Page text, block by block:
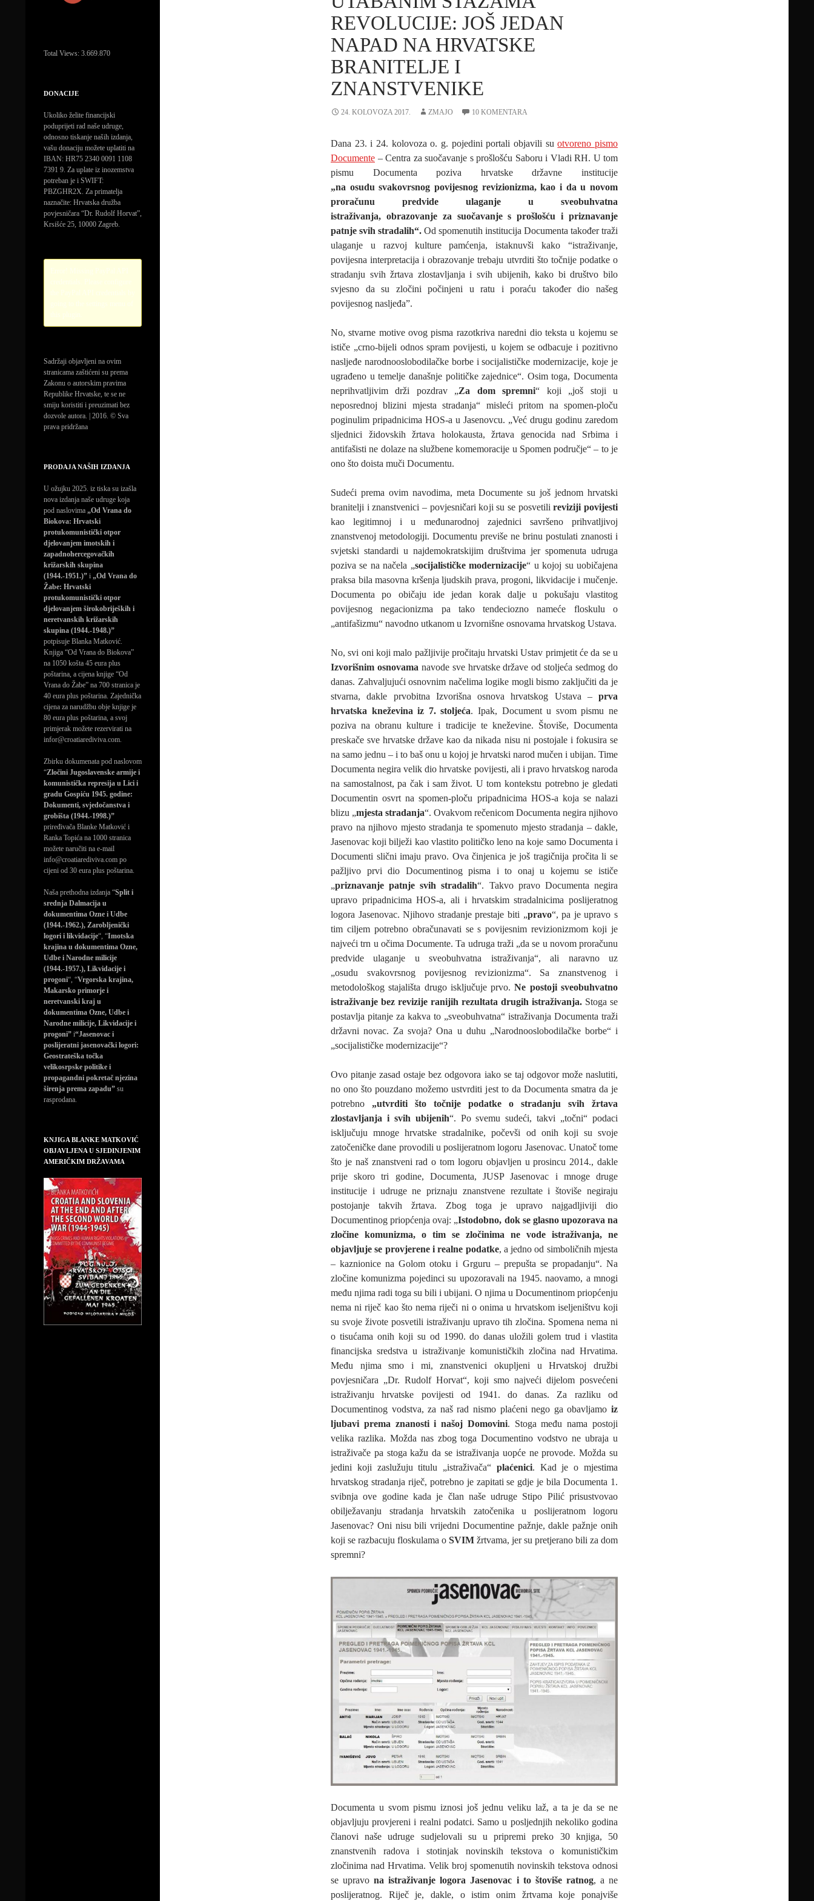
REVOLUCIJE: JOŠ JEDAN
NAPAD NA HRVATSKE
BRANITELJE I
ZNANSTVENIKE
24. KOLOVOZA 2017. ZMAJO 10 KOMENTARA
Dana 23. i 24. kolovoza o. g. pojedini portali objavili suotvoreno pismo
Documente – Centra za suočavanje s prošlošću Saboru i Vladi RH. U tom
pismu Documenta poziva hrvatske državne institucije
„na osudu svakovrsnog povijesnog revizionizma, kao i da u novom
proračunu predvide ulaganje u sveobuhvatna
istraživanja, obrazovanje za suočavanje s prošlošću i priznavanje
patnje svih stradalih“. Od spomenutih institucija Documenta također traži
ulaganje u razvoj kulture pamćenja, istaknuvši kako “istraživanje,
povijesna interpretacija i obrazovanje trebaju utvrditi što točnije podatke o
stradanju svih žrtava zlostavljanja i svih ubijenih, kako bi društvo bilo
svjesno da su zločini počinjeni u ratu i poraću također dio našeg
povijesnog nasljeđa”.
No, stvarne motive ovog pisma razotkriva naredni dio teksta u kojemu se
ističe „crno-bijeli odnos spram povijesti, u kojem se odbacuje i pozitivno
nasljeđe narodnooslobodilačke borbe i socijalističke modernizacije, koje je
ugrađeno u temelje današnje političke zajednice“. Osim toga, Documenta
neprihvatljivim drži pozdrav „Za dom spremni“ koji „još stoji u
neposrednoj blizini mjesta stradanja“ misleći pritom na spomen-ploču
poginulim pripadnicima HOS-a u Jasenovcu. „Već drugu godinu zaredom
sljednici židovskih žrtava holokausta, žrtava genocida nad Srbima i
antifašisti ne dolaze na službene komemoracije u Spomen područje“ – to je
ono što doista muči Documentu.
Sudeći prema ovim navodima, meta Documente su još jednom hrvatski
branitelji i znanstvenici – povjesničari koji su se posvetilireviziji povijesti
kao legitimnoj i u međunarodnoj zajednici savršeno prihvatljivoj
znanstvenoj metodologiji. Documentu previše ne brinu postulati znanosti i
svjetski standardi u najdemokratskijim društvima jer spomenuta udruga
poziva se na načela „socijalističke modernizacije“ u kojoj su uobičajena
praksa bila masovna kršenja ljudskih prava, progoni, likvidacije i mučenje.
Documenta po običaju ide jedan korak dalje u pokušaju vlastitog
povijesnog negacionizma pa tako tendeciozno nameće floskulu o
„antifašizmu“ navodno utkanom u Izvornišne osnovama hrvatskog Ustava.
No, svi oni koji malo pažljivije pročitaju hrvatski Ustav primjetit će da se u
Izvorišnim osnovama navode sve hrvatske države od stoljeća sedmog do
danas. Zahvaljujući osnovnim načelima logike mogli bismo zaključiti da je
stvarna, dakle prvobitna Izvorišna osnova hrvatskog Ustava – prva
hrvatska kneževina iz 7. stoljeća. Ipak, Document u svom pismu ne
poziva na obranu kulture i tradicije te kneževine. Štoviše, Documenta
preskače sve hrvatske države kao da nikada nisu ni postojale i fokusira se
na samo jednu – i to baš onu u kojoj je hrvatski narod mučen i ubijan. Time
Documenta negira velik dio hrvatske povijesti, ali i pravo hrvatskog naroda
na samostalnost, pa čak i sam život. U tom kontekstu potrebno je gledati
Documentin osvrt na spomen-ploču pripadnicima HOS-a koja se nalazi
blizu „mjesta stradanja“. Ovakvom rečenicom Documenta negira njihovo
pravo na njihovo mjesto stradanja te spomenuto mjesto stradanja – dakle,
Jasenovac koji bilježi kao vlastito političko leno na koje samo Documenta i
Documenti slični imaju pravo. Ova činjenica je još tragičnija pročita li se
pažljivo prvi dio Documentinog pisma i to onaj u kojemu se ističe
„priznavanje patnje svih stradalih“. Takvo pravo Documenta negira
upravo pripadnicima HOS-a, ali i hrvatskim stradalnicima poslijeratnog
logora Jasenovac. Njihovo stradanje prestaje biti „pravo“, pa je upravo s
tim ciljem potrebno obračunavati se s povijesnim revizionizmom koji je
najveći trn u očima Documente. Ta udruga traži „da se u novom proračunu
predvide ulaganje u sveobuhvatna istraživanja“, ali naravno uz
„osudu svakovrsnog povijesnog revizionizma“. Sa znanstvenog i
metodološkog stajališta drugo isključuje prvo.Ne postoji sveobuhvatno
istraživanje bez revizije ranijih rezultata drugih istraživanja. Stoga se
postavlja pitanje za kakva to „sveobuhvatna“ istraživanja Documenta traži
državni novac. Za svoja? Ona u duhu „Narodnooslobodilačke borbe“ i
„socijalističke modernizacije“?
Ovo pitanje zasad ostaje bez odgovora iako se taj odgovor može naslutiti,
no ono što pouzdano možemo ustvrditi jest to da Documenta smatra da je
potrebno „utvrditi što točnije podatke o stradanju svih žrtava
zlostavljanja i svih ubijenih“. Po svemu sudeći, takvi „točni“ podaci
isključuju mnoge hrvatske stradalnike, počevši od onih koji su svoje
zatočeničke dane provodili u poslijeratnom logoru Jasenovac. Unatoč tome
što je naš znanstveni rad o tom logoru objavljen u prosincu 2014., dakle
prije skoro tri godine, Documenta, JUSP Jasenovac i mnoge druge
institucije i udruge ne priznaju znanstvene rezultate i štoviše negiraju
postojanje takvih žrtava. Zbog toga je upravo najgadljiviji dio
Documentinog priopćenja ovaj: „Istodobno, dok se glasno upozorava na
zločine komunizma, o tim se zločinima ne vode istraživanja, ne
objavljuje se provjerene i realne podatke, a jedno od simboličnih mjesta
– kaznionice na Golom otoku i Grguru – prepušta se propadanju“. Na
zločine komunizma pojedinci su upozoravali na 1945. naovamo, a mnogi
među njima radi toga su bili i ubijani. O njima u Documentinom priopćenju
nema ni riječ kao što nema riječi ni o onima u hrvatskom iseljeništvu koji
su svoje živote posvetili istraživanju upravo tih zločina. Spomena nema ni
o tisućama onih koji su od 1990. do danas uložili golem trud i vlastita
financijska sredstva u istraživanje komunističkih zločina nad Hrvatima.
Među njima smo i mi, znanstvenici okupljeni u Hrvatskoj družbi
povjesničara „Dr. Rudolf Horvat“, koji smo najveći dijelom posvećeni
istraživanju hrvatske povijesti od 1941. do danas. Za razliku od
Documentinog vodstva, za naš rad nismo plaćeni nego ga obavljamo iz
ljubavi prema znanosti i našoj Domovini. Stoga među nama postoji
velika razlika. Možda nas zbog toga Documentino vodstvo ne ubraja u
istraživače pa stoga kažu da se istraživanja uopće ne provode. Možda su
jedini koji zaslužuju titulu „istraživača“ plaćenici. Kad je o mjestima
hrvatskog stradanja riječ, potrebno je zapitati se gdje je bila Documenta 1.
svibnja ove godine kada je član naše udruge Stipo Pilić prisustvovao
obilježavanju stradanja hrvatskih zatočenika u poslijeratnom logoru
Jasenovac? Oni nisu bili vrijedni Documentine pažnje, dakle pažnje onih
koji se razbacuju floskulama o SVIM žrtvama, jer su pretjerano bili za dom
spremni?
Documenta u svom pismu iznosi još jednu veliku laž, a ta je da se ne
objavljuju provjereni i realni podatci. Samo u posljednjih nekoliko godina
članovi naše udruge sudjelovali su u pripremi preko 30 knjiga, 50
znanstvenih radova i stotinjak novinskih tekstova o komunističkim
zločinima nad Hrvatima. Velik broj spomenutih novinskih tekstova odnosi
se upravona istraživanje logora Jasenovac i to štoviše ratnog, a ne
poslijeratnog. Riječ je, dakle, o istim onim žrtvama koje ponajviše
Total Views: 3.669.870
DONACIJE
Ukoliko želite financijski
poduprijeti rad naše udruge,
odnosno tiskanje naših izdanja,
vašu donaciju možete uplatiti na
IBAN: HR75 2340 0091 1108
7391 9. Za uplate iz inozemstva
potreban je i SWIFT:
PBZGHR2X. Za primatelja
naznačite: Hrvatska družba
povjesničara “Dr. Rudolf Horvat”,
Krsišće 25, 10000 Zagreb.
Sadržaji objavljeni na ovim
stranicama zaštićeni su prema
Zakonu o autorskim pravima
Republike Hrvatske, te se ne
smiju koristiti i preuzimati bez
dozvole autora. | 2016. © Sva
prava pridržana
PRODAJA NAŠIH IZDANJA
U ožujku 2025. iz tiska su izašla
nova izdanja naše udruge koja
pod naslovima „Od Vrana do
Biokova: Hrvatski
protukomunistički otpor
djelovanjem imotskih i
zapadnohercegovačkih
križarskih skupina
(1944.-1951.)” i „Od Vrana do
Žabe: Hrvatski
protukomunistički otpor
djelovanjem širokobrijeških i
neretvanskih križarskih
skupina (1944.-1948.)”
potpisuje Blanka Matković.
Knjiga “Od Vrana do Biokova”
na 1050 košta 45 eura plus
poštarina, a cijena knjige “Od
Vrana do Žabe” na 700 stranica je
40 eura plus poštarina. Zajednička
cijena za narudžbu obje knjige je
80 eura plus poštarina, a svoj
primjerak možete rezervirati na
infor@croatiarediviva.com.
Zbirku dokumenata pod naslovom
“Zločini Jugoslavenske armije i
komunistička represija u Lici i
gradu Gospiću 1945. godine:
Dokumenti, svjedočanstva i
grobišta (1944.-1998.)”
priređivača Blanke Matković i
Ranka Topića na 1000 stranica
možete naručiti na e-mail
info@croatiarediviva.com po
cijeni od 30 eura plus poštarina.
Naša prethodna izdanja “Split i
srednja Dalmacija u
dokumentima Ozne i Udbe
(1944.-1962.), Zarobljenički
logori i likvidacije“, “Imotska
krajina u dokumentima Ozne,
Udbe i Narodne milicije
(1944.-1957.), Likvidacije i
progoni“, “Vrgorska krajina,
Makarsko primorje i
neretvanski kraj u
dokumentima Ozne, Udbe i
Narodne milicije, Likvidacije i
progoni” i“Jasenovac i
poslijeratni jasenovački logori:
Geostrateška točka
velikosrpske politike i
propagandni pokretač njezina
širenja prema zapadu” su
rasprodana.
KNJIGA BLANKE MATKOVIĆ
OBJAVLJENA U SJEDINJENIM
AMERIČKIM DRŽAVAMA